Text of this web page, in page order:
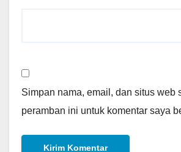
Simpan nama, email, dan situs web
peramban ini untuk komentar saya